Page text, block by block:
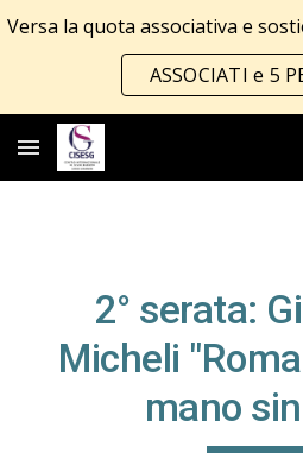
Skip to main content
ASSOCIATI e 5
2° serata:
Micheli
mano